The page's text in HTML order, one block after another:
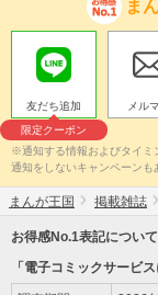
ま
友だち追加
限定クーポン
メル
※通知する情報およびタイミ
通知をしないキャンペーンも
まんが王国 掲載雑誌
お得感No.1表記について
「電子コミックサービ